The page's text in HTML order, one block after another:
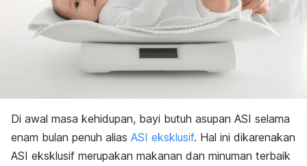
Di awal masa kehidupan, bayi butuh asupan ASI selama
enam bulan penuh alias ASI eksklusif. Hal ini dikarenakan
ASI eksklusif merupakan makanan dan minuman terbaik